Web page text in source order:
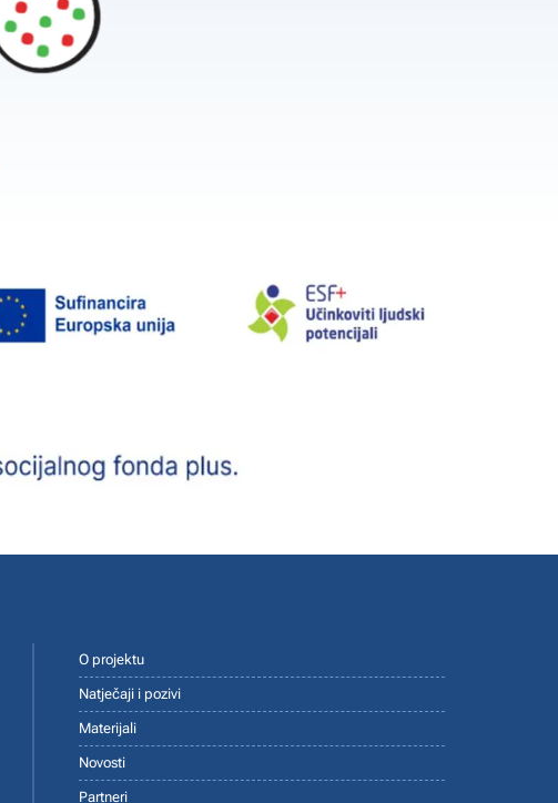
O projektu
Natječaji i pozivi
Materijali
Novosti
Partneri